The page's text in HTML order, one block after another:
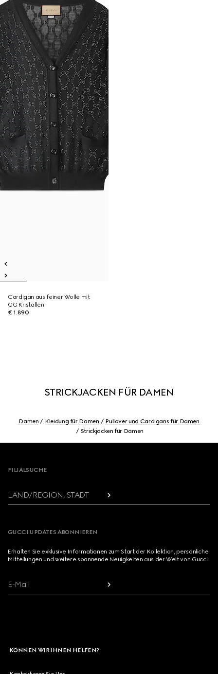
Cardigan aus feiner Wolle mit
GG Kristallen
€ 1.890
STRICKJACKEN FÜR DAMEN
Damen Kleidung für Damen
Pullover und Cardigans für Damen
Strickjacken für Damen
FILIALSUCHE
LAND/REGION, STADT
GUCCI UPDATES ABONNIEREN
Erhalten Sie exklusive Informationen zum Start der Kollektion, persönliche
Mitteilungen und weitere spannende Neuigkeiten aus der Welt von Gucci.
E-Mail
KÖNNEN WIR IHNEN HELFEN?